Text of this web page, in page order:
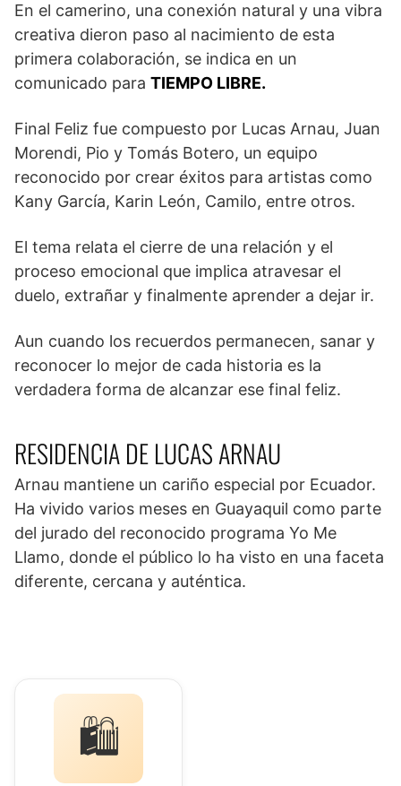
En el camerino, una conexión natural y una vibra
creativa dieron paso al nacimiento de esta
primera colaboración, se indica en un
comunicado para TIEMPO LIBRE.
Final Feliz fue compuesto por Lucas Arnau, Juan
Morendi, Pio y Tomás Botero, un equipo
reconocido por crear éxitos para artistas como
Kany García, Karin León, Camilo, entre otros.
El tema relata el cierre de una relación y el
proceso emocional que implica atravesar el
duelo, extrañar y finalmente aprender a dejar ir.
Aun cuando los recuerdos permanecen, sanar y
reconocer lo mejor de cada historia es la
verdadera forma de alcanzar ese final feliz.
RESIDENCIA DE LUCAS ARNAU
Arnau mantiene un cariño especial por Ecuador.
Ha vivido varios meses en Guayaquil como parte
del jurado del reconocido programa Yo Me
Llamo, donde el público lo ha visto en una faceta
diferente, cercana y auténtica.
🛍️